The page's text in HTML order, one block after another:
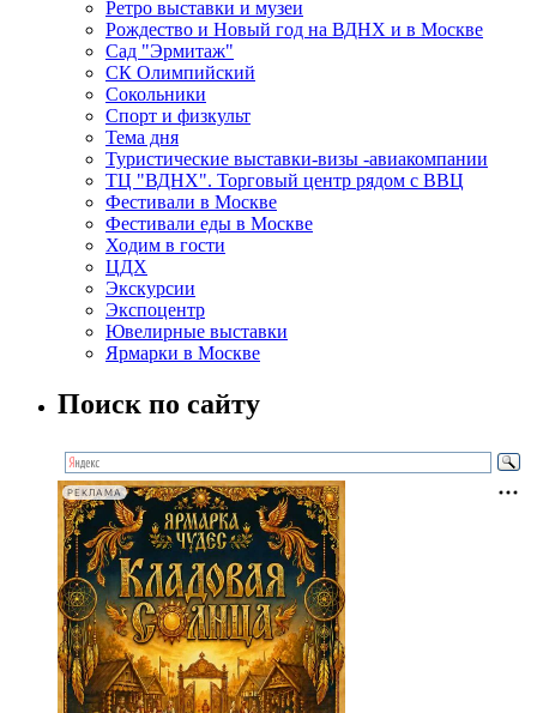
Ретро выставки и музеи
Рождество и Новый год на ВДНХ и в Москве
Сад "Эрмитаж"
СК Олимпийский
Сокольники
Спорт и физкульт
Тема дня
Туристические выставки-визы -авиакомпании
ТЦ "ВДНХ". Торговый центр рядом с ВВЦ
Фестивали в Москве
Фестивали еды в Москве
Ходим в гости
ЦДХ
Экскурсии
Экспоцентр
Ювелирные выставки
Ярмарки в Москве
Поиск по сайту
РЕКЛАМА